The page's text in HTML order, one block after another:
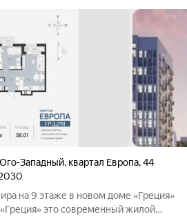
Западный, квартал Европа,44
на 9 этаже в новом доме «Греция»
жилой